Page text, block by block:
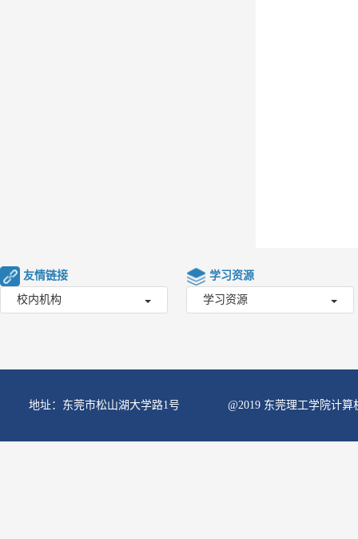
友情链接
校内机构
学习资源
学习资源
地址：东莞市松山湖大学路1号 @2019 东莞理工学院计